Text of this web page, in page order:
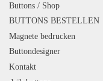
Buttons / Shop
BUTTONS BESTELLEN
Magnete bedrucken
Buttondesigner
Kontakt